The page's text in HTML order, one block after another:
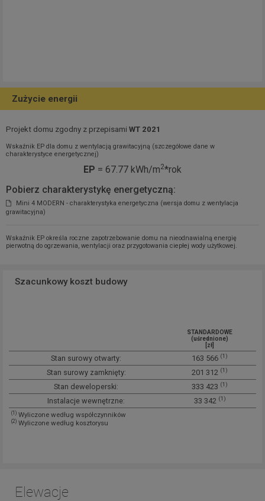
Zużycie energii
Projekt domu zgodny z przepisami WT 2021
Wskaźnik EP dla domu z wentylacją grawitacyjną (szczegółowe dane w
charakterystyce energetycznej)
EP = 67.77 kWh/m2*rok
Pobierz charakterystykę energetyczną:
Mini 4 MODERN - charakterystyka energetyczna (wersja domu z wentylacja
grawitacyjna)
Wskaźnik EP określa roczne zapotrzebowanie domu na nieodnawialną energię
pierwotną do ogrzewania, wentylacji oraz przygotowania ciepłej wody użytkowej.
Szacunkowy koszt budowy
STANDARDOWE
(uśrednione)
[zł]
Stan surowy otwarty: 163 566 (1)
Stan surowy zamknięty: 201 312 (1)
Stan deweloperski: 333 423 (1)
Instalacje wewnętrzne: 33 342 (1)
(1) Wyliczone według współczynników
(2) Wyliczone według kosztorysu
Elewacje